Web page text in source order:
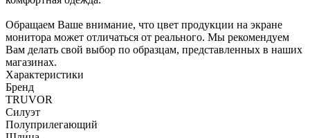
Обращаем Ваше внимание, что цвет продукции на экране
монитора может отличаться от реального. Мы рекомендуем
Вам делать свой выбор по образцам, представленных в наших
магазинах.
Характеристики
Бренд
TRUVOR
Силуэт
Полуприлегающий